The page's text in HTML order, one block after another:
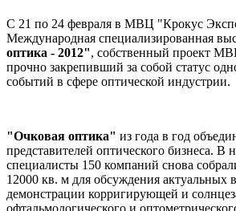
С 21 по 24 февраля в МВЦ "Крокус
Международная специализированная
оптика - 2012", собственный проект
прочно закрепивший за собой статус
событий в сфере оптической индустрии.
"Очковая оптика" из года в год
представителей оптического бизнеса. В
специалисты 150 компаний снова
12000 кв. м для обсуждения актуальных
демонстрации корригирующей и
офтальмологического и